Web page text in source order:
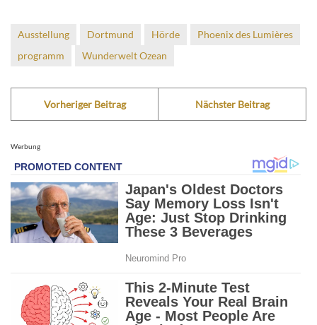
Ausstellung Dortmund Hörde
Phoenix des Lumières
programm
Wunderwelt Ozean
Vorheriger Beitrag Nächster Beitrag
Werbung